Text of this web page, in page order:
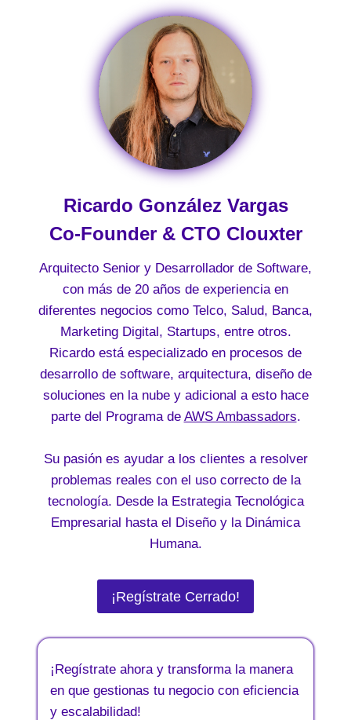
Ricardo González Vargas
Co-Founder & CTO Clouxter
Arquitecto Senior y Desarrollador de Software,
con más de 20 años de experiencia en
diferentes negocios como Telco, Salud, Banca,
Marketing Digital, Startups, entre otros.
Ricardo está especializado en procesos de
desarrollo de software, arquitectura, diseño de
soluciones en la nube y adicional a esto hace
parte del Programa de AWS Ambassadors.
Su pasión es ayudar a los clientes a resolver
problemas reales con el uso correcto de la
tecnología. Desde la Estrategia Tecnológica
Empresarial hasta el Diseño y la Dinámica
Humana.
¡Regístrate Cerrado!
¡Regístrate ahora y transforma la manera
en que gestionas tu negocio con eficiencia
y escalabilidad!